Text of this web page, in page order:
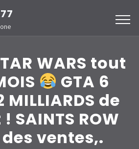
WARS tout
GTA 6
de
SAINTS ROW
ventes,.